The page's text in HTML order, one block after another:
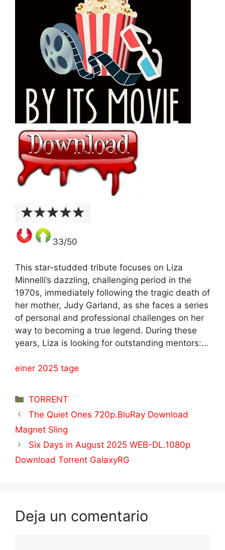
33/50
This star-studded tribute focuses on Liza
Minnelli’s dazzling, challenging period in the
1970s, immediately following the tragic death of
her mother, Judy Garland, as she faces a series
of personal and professional challenges on her
way to becoming a true legend. During these
years, Liza is looking for outstanding mentors:…
einer 2025 tage
Categorías
TORRENT
The Quiet Ones 720p.BluRay Download
Magnet Sling
Six Days in August 2025 WEB-DL.1080p
Download Torrent GalaxyRG
Deja un comentario